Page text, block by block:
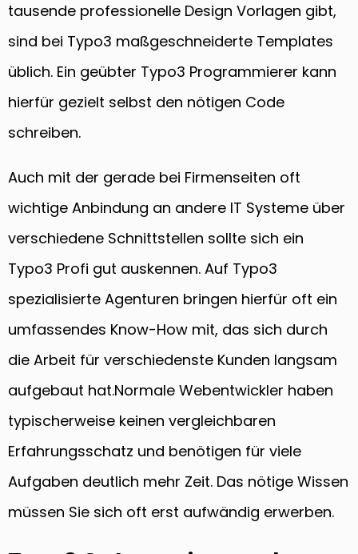
tausende professionelle Design Vorlagen gibt,
sind bei Typo3 maßgeschneiderte Templates
üblich. Ein geübter Typo3 Programmierer kann
hierfür gezielt selbst den nötigen Code
schreiben.
Auch mit der gerade bei Firmenseiten oft
wichtige Anbindung an andere IT Systeme über
verschiedene Schnittstellen sollte sich ein
Typo3 Profi gut auskennen. Auf Typo3
spezialisierte Agenturen bringen hierfür oft ein
umfassendes Know-How mit, das sich durch
die Arbeit für verschiedenste Kunden langsam
aufgebaut hat.Normale Webentwickler haben
typischerweise keinen vergleichbaren
Erfahrungsschatz und benötigen für viele
Aufgaben deutlich mehr Zeit. Das nötige Wissen
müssen Sie sich oft erst aufwändig erwerben.